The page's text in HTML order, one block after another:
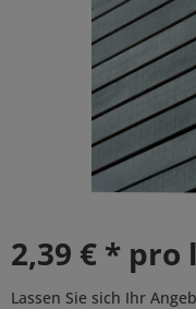
2,39 € * pro
Lassen Sie sich Ihr